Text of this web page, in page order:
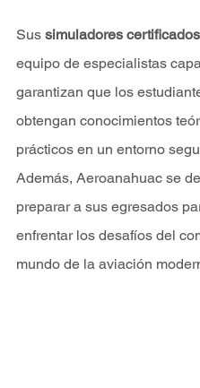
Sus simuladores certificados
equipo de especialistas
garantizan que los
obtengan conocimientos
prácticos en un entorno
Además, Aeroanahuac se
preparar a sus egresados
enfrentar los desafíos del
mundo de la aviación